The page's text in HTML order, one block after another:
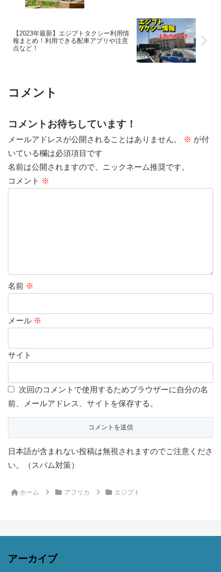
【2023年最新】エジプトタクシー利用情
報まとめ！利用できる配車アプリや注意
点など！
コメント
コメントお待ちしています！
メールアドレスが公開されることはありません。 ※ が付
いている欄は必須項目です
名前は公開されますので、ニックネーム推奨です。
コメント ※
名前 ※
メール ※
サイト
次回のコメントで使用するためブラウザーに自分の名
前、メールアドレス、サイトを保存する。
日本語が含まれない投稿は無視されますのでご注意くださ
い。（スパム対策）
ホーム アフリカ エジプト
アーカイブ